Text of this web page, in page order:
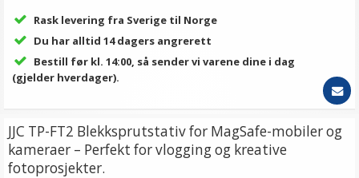
Rask levering fra Sverige til Norge
Du har alltid 14 dagers angrerett
Bestill før kl. 14:00, så sender vi varene dine i dag
(gjelder hverdager).
JJC TP-FT2 Blekksprutstativ for MagSafe-mobiler og
kameraer – Perfekt for vlogging og kreative
fotoprosjekter.